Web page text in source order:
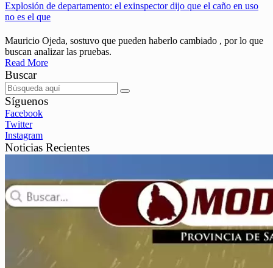
Explosión de departamento: el exinspector dijo que el caño en uso
no es el que
Mauricio Ojeda, sostuvo que pueden haberlo cambiado , por lo que
buscan analizar las pruebas.
Read More
Buscar
Síguenos
Facebook
Twitter
Instagram
Noticias Recientes